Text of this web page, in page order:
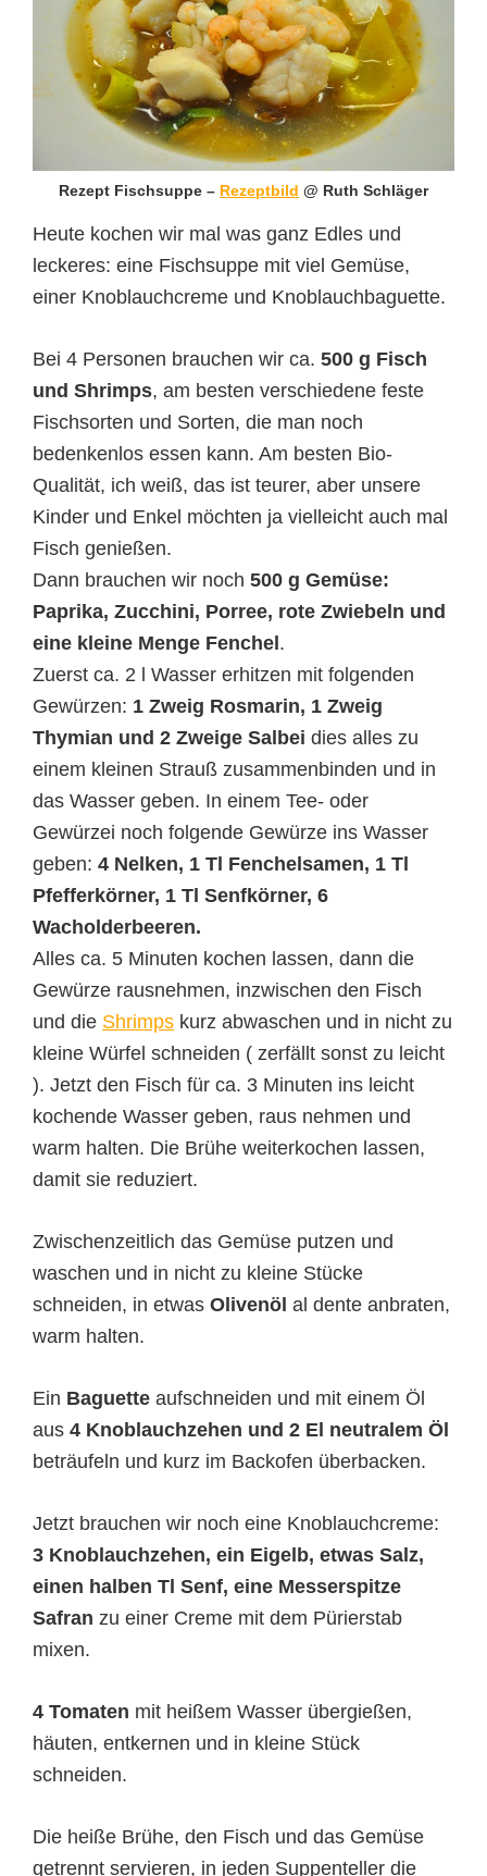
Rezept Fischsuppe – Rezeptbild @ Ruth Schläger
Heute kochen wir mal was ganz Edles und
leckeres: eine Fischsuppe mit viel Gemüse,
einer Knoblauchcreme und Knoblauchbaguette.
Bei 4 Personen brauchen wir ca. 500 g Fisch
und Shrimps, am besten verschiedene feste
Fischsorten und Sorten, die man noch
bedenkenlos essen kann. Am besten Bio-
Qualität, ich weiß, das ist teurer, aber unsere
Kinder und Enkel möchten ja vielleicht auch mal
Fisch genießen.
Dann brauchen wir noch 500 g Gemüse:
Paprika, Zucchini, Porree, rote Zwiebeln und
eine kleine Menge Fenchel.
Zuerst ca. 2 l Wasser erhitzen mit folgenden
Gewürzen: 1 Zweig Rosmarin, 1 Zweig
Thymian und 2 Zweige Salbei dies alles zu
einem kleinen Strauß zusammenbinden und in
das Wasser geben. In einem Tee- oder
Gewürzei noch folgende Gewürze ins Wasser
geben: 4 Nelken, 1 Tl Fenchelsamen, 1 Tl
Pfefferkörner, 1 Tl Senfkörner, 6
Wacholderbeeren.
Alles ca. 5 Minuten kochen lassen, dann die
Gewürze rausnehmen, inzwischen den Fisch
und die Shrimps kurz abwaschen und in nicht zu
kleine Würfel schneiden ( zerfällt sonst zu leicht
). Jetzt den Fisch für ca. 3 Minuten ins leicht
kochende Wasser geben, raus nehmen und
warm halten. Die Brühe weiterkochen lassen,
damit sie reduziert.
Zwischenzeitlich das Gemüse putzen und
waschen und in nicht zu kleine Stücke
schneiden, in etwas Olivenöl al dente anbraten,
warm halten.
Ein Baguette aufschneiden und mit einem Öl
aus 4 Knoblauchzehen und 2 El neutralem Öl
beträufeln und kurz im Backofen überbacken.
Jetzt brauchen wir noch eine Knoblauchcreme:
3 Knoblauchzehen, ein Eigelb, etwas Salz,
einen halben Tl Senf, eine Messerspitze
Safran zu einer Creme mit dem Pürierstab
mixen.
4 Tomaten mit heißem Wasser übergießen,
häuten, entkernen und in kleine Stück
schneiden.
Die heiße Brühe, den Fisch und das Gemüse
getrennt servieren, in jeden Suppenteller die